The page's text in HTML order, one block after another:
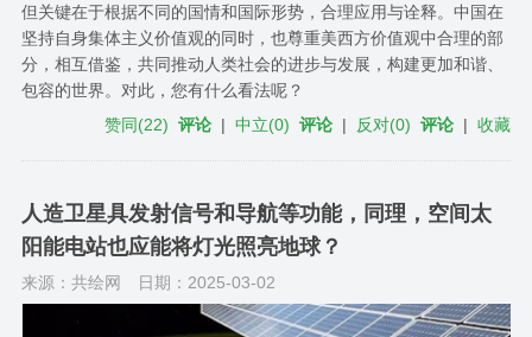
但关键在于根据不同的国情和国际形势，合理应用与诠释。中国在
坚持自身集体主义价值观的同时，也尊重美西方价值观中合理的部
分，相互借鉴，共同推动人类社会的进步与发展，构建更加和谐、
包容的世界。对此，您有什么看法呢？
赞同(22) 评论 |中立(0) 评论 | 反对(0) 评论 |收藏
人造卫星具发射信号和导航等功能，同理，空间太
阳能电站也应能将灯光照亮地球？
来源：共绘网 日期：2025-03-02